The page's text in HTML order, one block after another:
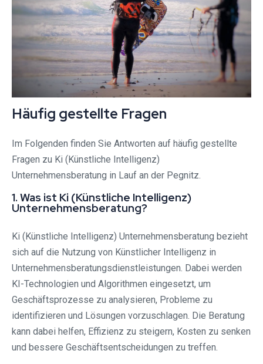
Häufig gestellte Fragen
Im Folgenden finden Sie Antworten auf häufig gestellte
Fragen zu Ki (Künstliche Intelligenz)
Unternehmensberatung in Lauf an der Pegnitz.
1. Was ist Ki (Künstliche Intelligenz)
Unternehmensberatung?
Ki (Künstliche Intelligenz) Unternehmensberatung bezieht
sich auf die Nutzung von Künstlicher Intelligenz in
Unternehmensberatungsdienstleistungen. Dabei werden
KI-Technologien und Algorithmen eingesetzt, um
Geschäftsprozesse zu analysieren, Probleme zu
identifizieren und Lösungen vorzuschlagen. Die Beratung
kann dabei helfen, Effizienz zu steigern, Kosten zu senken
und bessere Geschäftsentscheidungen zu treffen.